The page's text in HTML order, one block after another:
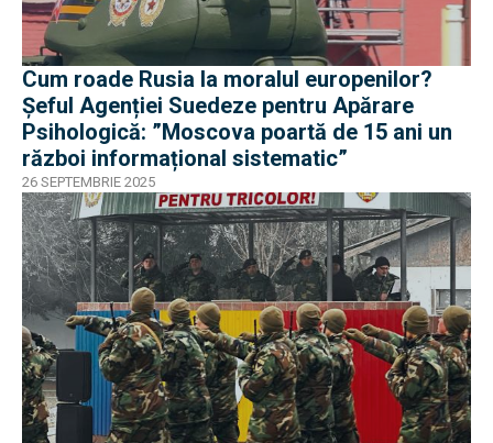
Cum roade Rusia la moralul europenilor?
Șeful Agenției Suedeze pentru Apărare
Psihologică: ”Moscova poartă de 15 ani un
război informațional sistematic”
26 SEPTEMBRIE 2025